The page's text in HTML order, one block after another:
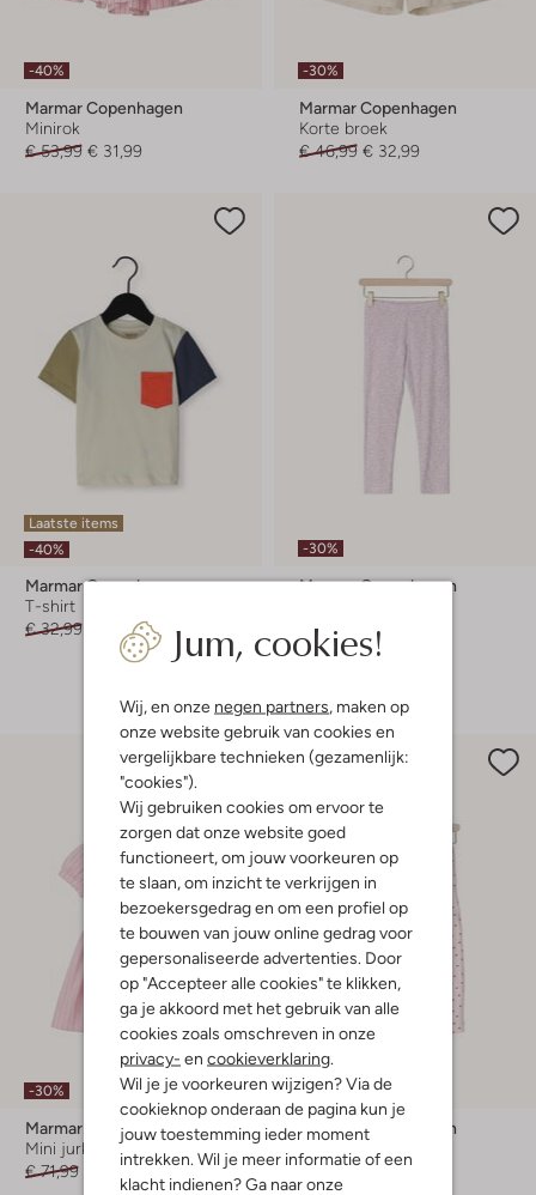
Jum, cookies!
Wij, en onze negen partners, maken op
onze website gebruik van cookies en
vergelijkbare technieken (gezamenlijk:
"cookies").
Wij gebruiken cookies om ervoor te
zorgen dat onze website goed
functioneert, om jouw voorkeuren op
te slaan, om inzicht te verkrijgen in
bezoekersgedrag en om een profiel op
te bouwen van jouw online gedrag voor
gepersonaliseerde advertenties. Door
op "Accepteer alle cookies" te klikken,
ga je akkoord met het gebruik van alle
cookies zoals omschreven in onze
privacy- en cookieverklaring.
Wil je je voorkeuren wijzigen? Via de
cookieknop onderaan de pagina kun je
jouw toestemming ieder moment
intrekken. Wil je meer informatie of een
klacht indienen? Ga naar onze
-40%
Marmar Copenhagen
Minirok
€ 53,99 € 31,99
-30%
Marmar Copenhagen
Korte broek
€ 46,99 € 32,99
Laatste items
-40%
Marmar Copenhagen
T-shirt
€ 32,99
€ 19,99
-30%
Marmar Copenhagen
€ 35,99
€ 24,99
-30%
Marmar Copenhagen
Mini jurk
€ 71,99
€ 49,99
Laatste item
-30%
Marmar Copenhagen
Lange broeken
€ 28,99 € 19,99